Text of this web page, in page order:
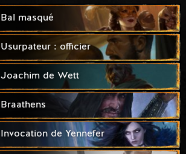
Bal masqué
Usurpateur : officier
Joachim de Wett
Braathens
Invocation de Yennefer